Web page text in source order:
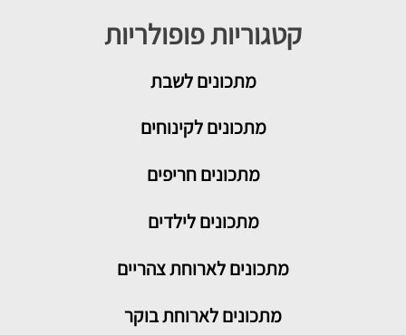
קטגוריות פופולריות
מתכוניםלשבת
מתכונים לקינוחים
מתכונים חריפים
מתכונים לילדים
מתכונים לארוחת צהריים
מתכונים לארוחת בוקר